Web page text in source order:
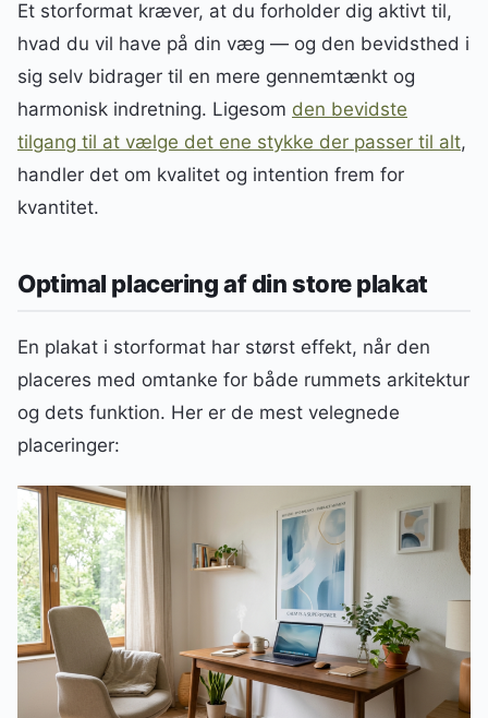
Et storformat kræver, at du forholder dig aktivt til,
hvad du vil have på din væg — og den bevidsthed i
sig selv bidrager til en mere gennemtænkt og
harmonisk indretning. Ligesom den bevidste
tilgang til at vælge det ene stykke der passer til alt,
handler det om kvalitet og intention frem for
kvantitet.
Optimal placering af din store plakat
En plakat i storformat har størst effekt, når den
placeres med omtanke for både rummets arkitektur
og dets funktion. Her er de mest velegnede
placeringer: